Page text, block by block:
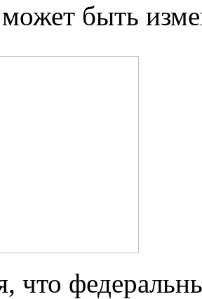
быть
что